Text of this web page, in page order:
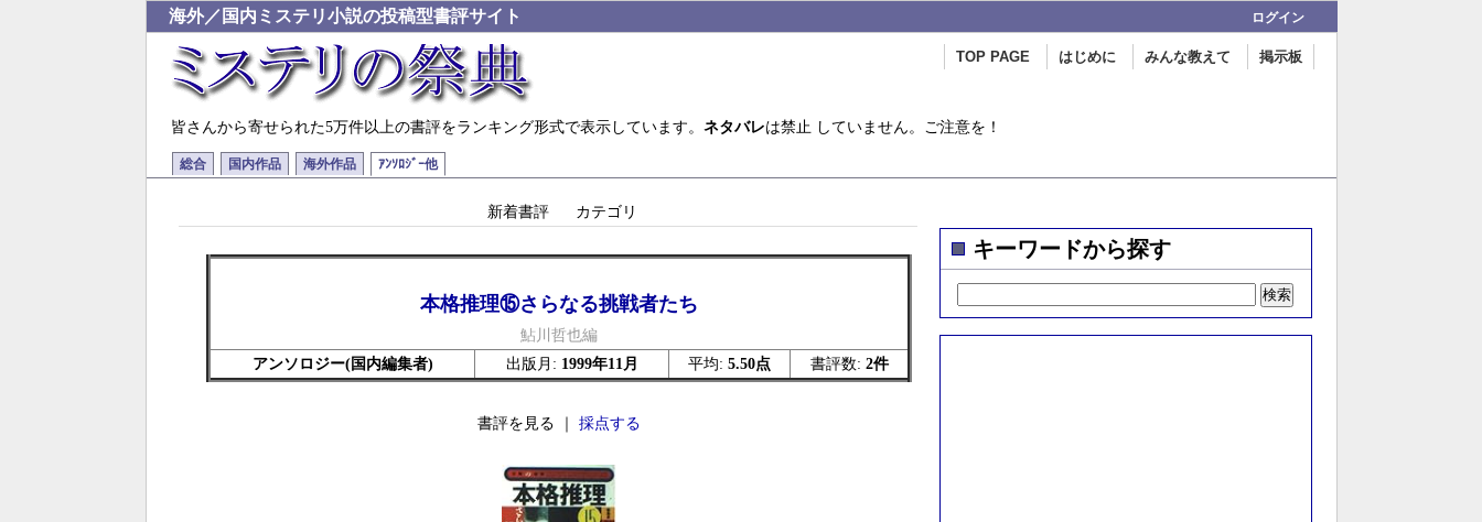
海外／国内ミステリ小説の投稿型書評サイト ログイン
掲示板
みんな教えて
はじめに
TOP PAGE
皆さんから寄せられた5万件以上の書評をランキング形式で表示しています。 ネタバレは禁止 していません。ご注意を！
総合 国内作品 海外作品 ｱﾝｿﾛｼﾞｰ他
新着書評 カテゴリ
本格推理⑮さらなる挑戦者たち
鮎川哲也編
アンソロジー(国内編集者)
出版月: 1999年11月 平均: 5.50点 書評数: 2件
書評を見る ｜ 採点する
キーワードから探す